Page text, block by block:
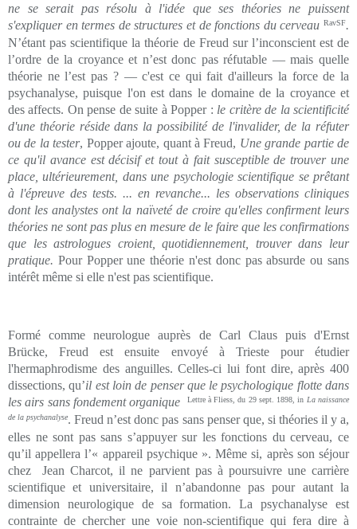
ne se serait pas résolu à l'idée que ses théories ne puissent
s'expliquer en termes de structures et de fonctions du cerveau RavSF.
N’étant pas scientifique la théorie de Freud sur l’inconscient est de
l’ordre de la croyance et n’est donc pas réfutable — mais quelle
théorie ne l’est pas ? — c'est ce qui fait d'ailleurs la force de la
psychanalyse, puisque l'on est dans le domaine de la croyance et
des affects. On pense de suite à Popper : le critère de la scientificité
d'une théorie réside dans la possibilité de l'invalider, de la réfuter
ou de la tester, Popper ajoute, quant à Freud, Une grande partie de
ce qu'il avance est décisif et tout à fait susceptible de trouver une
place, ultérieurement, dans une psychologie scientifique se prêtant
à l'épreuve des tests. ... en revanche... les observations cliniques
dont les analystes ont la naïveté de croire qu'elles confirment leurs
théories ne sont pas plus en mesure de le faire que les confirmations
que les astrologues croient, quotidiennement, trouver dans leur
pratique. Pour Popper une théorie n'est donc pas absurde ou sans
intérêt même si elle n'est pas scientifique.
Formé comme neurologue auprès de Carl Claus puis d'Ernst
Brücke, Freud est ensuite envoyé à Trieste pour étudier
l'hermaphrodisme des anguilles. Celles-ci lui font dire, après 400
dissections, qu’il est loin de penser que le psychologique flotte dans
les airs sans fondement organique
Lettre à Fliess, du 29 sept. 1898, in La naissance
de la psychanalyse. Freud n’est donc pas sans penser que, si théories il y a,
elles ne sont pas sans s’appuyer sur les fonctions du cerveau, ce
qu’il appellera l’« appareil psychique ». Même si, après son séjour
chez Jean Charcot, il ne parvient pas à poursuivre une carrière
scientifique et universitaire, il n’abandonne pas pour autant la
dimension neurologique de sa formation. La psychanalyse est
contrainte de chercher une voie non-scientifique qui fera dire à